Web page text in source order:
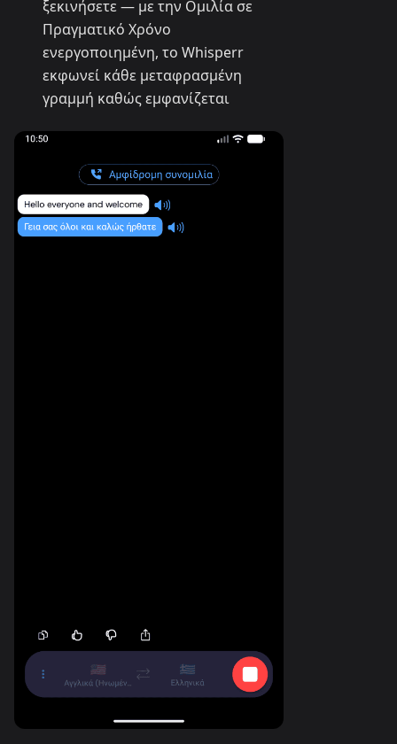
ξεκινήσετε — με την Ομιλία σε
Πραγματικό Χρόνο
ενεργοποιημένη, το Whisperr
εκφωνεί κάθε μεταφρασμένη
γραμμή καθώς εμφανίζεται